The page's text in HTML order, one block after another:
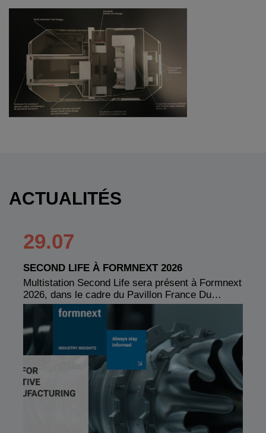
ACTUALITÉS
29.07
SECOND LIFE À FORMNEXT 2026
Multistation Second Life sera présent à Formnext
2026, dans le cadre du Pavillon France Du…